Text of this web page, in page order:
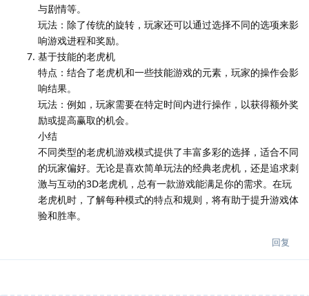
与剧情等。
玩法：除了传统的旋转，玩家还可以通过选择不同的选项来影
响游戏进程和奖励。
基于技能的老虎机
特点：结合了老虎机和一些技能游戏的元素，玩家的操作会影
响结果。
玩法：例如，玩家需要在特定时间内进行操作，以获得额外奖
励或提高赢取的机会。
小结
不同类型的老虎机游戏模式提供了丰富多彩的选择，适合不同
的玩家偏好。无论是喜欢简单玩法的经典老虎机，还是追求刺
激与互动的3D老虎机，总有一款游戏能满足你的需求。在玩
老虎机时，了解每种模式的特点和规则，将有助于提升游戏体
验和胜率。
回复